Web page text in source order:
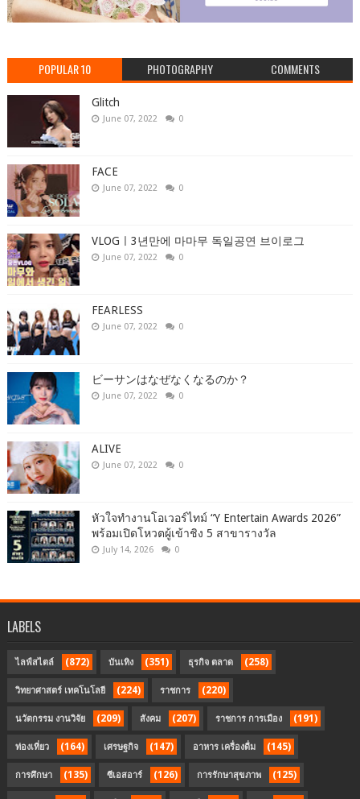
POPULAR 10 PHOTOGRAPHY COMMENTS
Glitch
June 07, 2022 0
FACE
June 07, 2022 0
VLOGㅣ3년만에 마마무 독일공연 브이로그
June 07, 2022 0
FEARLESS
June 07, 2022 0
ビーサンはなぜなくなるのか？
June 07, 2022 0
ALIVE
June 07, 2022 0
หัวใจทำงานโอเวอร์ไทม์ “Y Entertain Awards 2026”
พร้อมเปิดโหวตผู้เข้าชิง 5 สาขารางวัล
July 14, 2026 0
LABELS
ไลฟ์สไตล์ (872) บันเทิง (351) ธุรกิจ ตลาด (258)
วิทยาศาสตร์ เทคโนโลยี (224) ราชการ (220)
นวัตกรรม งานวิจัย (209) สังคม (207) ราชการ การเมือง (191)
ท่องเที่ยว (164) เศรษฐกิจ (147) อาหาร เครื่องดื่ม (145)
การศึกษา (135) ซีเอสอาร์ (126) การรักษาสุขภาพ (125)